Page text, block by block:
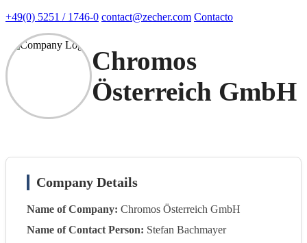
+49(0) 5251 / 1746-0 contact@zecher.com Contacto
Chromos
Österreich GmbH
Company Details
Name of Company: Chromos Österreich GmbH
Name of Contact Person: Stefan Bachmayer